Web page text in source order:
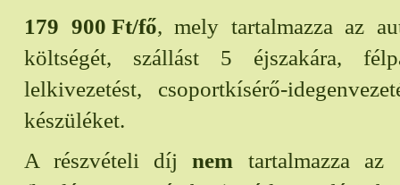
179 900 Ft/fő, mely tartalmazza az
költségét, szállást 5 éjszakára,
lelkivezetést, csoportkísérő-
készüléket.
A részvételi díjnem tartalmazza az